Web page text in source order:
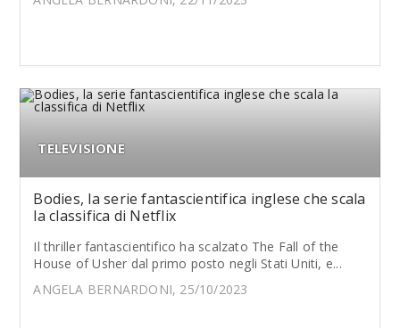
TELEVISIONE
Bodies, la serie fantascientifica inglese che scala
la classifica di Netflix
Il thriller fantascientifico ha scalzato The Fall of the
House of Usher dal primo posto negli Stati Uniti, e...
ANGELA BERNARDONI, 25/10/2023